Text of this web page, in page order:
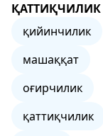
ҚАТТИҚЧИЛИК
қийинчилик
машаққат
оғирчилик
қаттиқчилик